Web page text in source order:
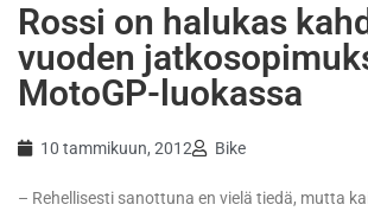
Rossi on halukas
vuoden
MotoGP-luokassa
10 tammikuun, 2012 Bike
– Rehellisesti sanottuna en vielä tiedä, mutta